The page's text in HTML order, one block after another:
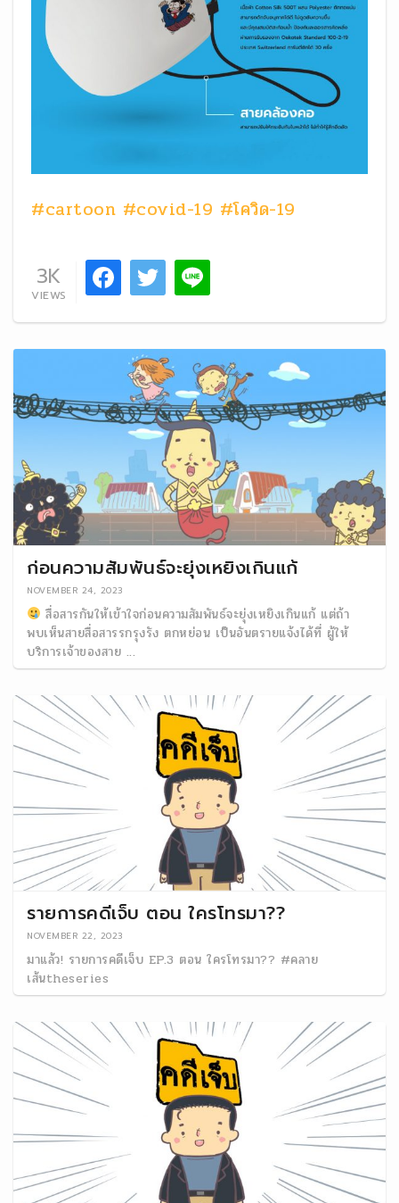
#cartoon #covid-19 #โควิด-19
VIEWS
3K
ก่อนความสัมพันธ์จะยุ่งเหยิงเกินแก้
NOVEMBER 24, 2023
สื่อสารกันให้เข้าใจก่อนความสัมพันธ์จะยุ่งเหยิงเกินแก้ แต่ถ้า
พบเห็นสายสื่อสารรกรุงรัง ตกหย่อน เป็นอันตรายแจ้งได้ที่ ผู้ให้
บริการเจ้าของสาย ...
รายการคดีเจ็บ ตอน ใครโทรมา??
NOVEMBER 22, 2023
มาแล้ว! รายการคดีเจ็บ EP.3 ตอน ใครโทรมา?? #คลาย
เส้นtheseries